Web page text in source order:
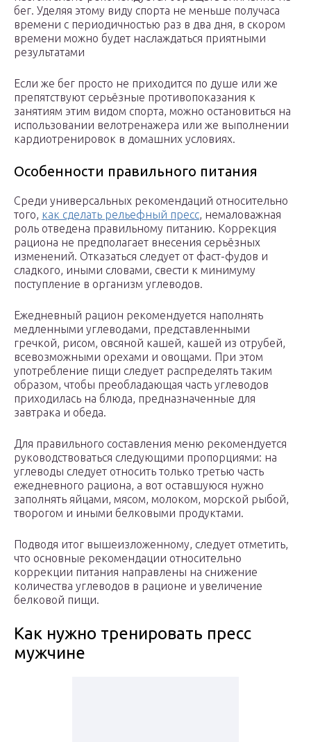
бег. Уделяя этому виду спорта не меньше получаса
времени с периодичностью раз в два дня, в скором
времени можно будет наслаждаться приятными
результатами
Если же бег просто не приходится по душе или же
препятствуют серьёзные противопоказания к
занятиям этим видом спорта, можно остановиться на
использовании велотренажера или же выполнении
кардиотренировок в домашних условиях.
Особенности правильного питания
Среди универсальных рекомендаций относительно
того, как сделать рельефный пресс, немаловажная
роль отведена правильному питанию. Коррекция
рациона не предполагает внесения серьёзных
изменений. Отказаться следует от фаст-фудов и
сладкого, иными словами, свести к минимуму
поступление в организм углеводов.
Ежедневный рацион рекомендуется наполнять
медленными углеводами, представленными
гречкой, рисом, овсяной кашей, кашей из отрубей,
всевозможными орехами и овощами. При этом
употребление пищи следует распределять таким
образом, чтобы преобладающая часть углеводов
приходилась на блюда, предназначенные для
завтрака и обеда.
Для правильного составления меню рекомендуется
руководствоваться следующими пропорциями: на
углеводы следует относить только третью часть
ежедневного рациона, а вот оставшуюся нужно
заполнять яйцами, мясом, молоком, морской рыбой,
творогом и иными белковыми продуктами.
Подводя итог вышеизложенному, следует отметить,
что основные рекомендации относительно
коррекции питания направлены на снижение
количества углеводов в рационе и увеличение
белковой пищи.
Как нужно тренировать пресс
мужчине